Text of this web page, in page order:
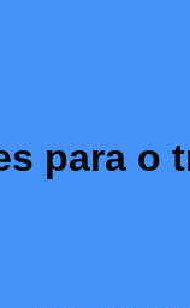
para o